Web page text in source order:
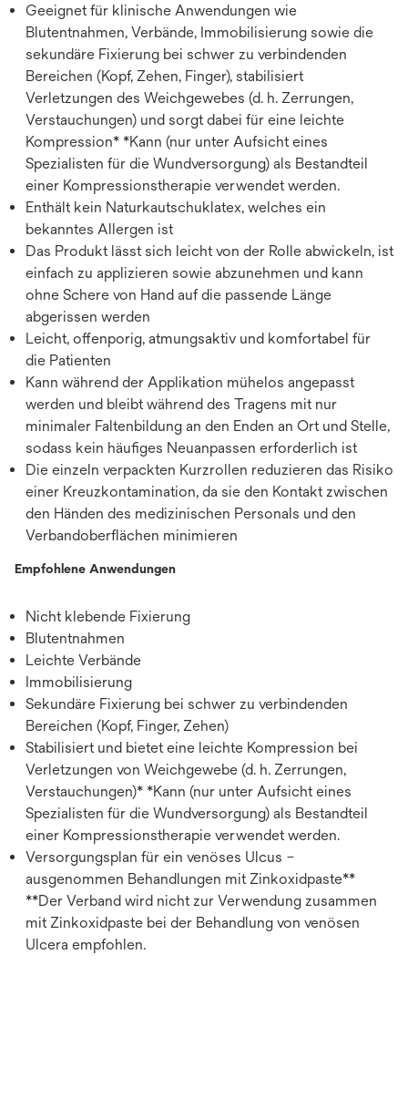
Geeignet für klinische Anwendungen wie
Blutentnahmen, Verbände, Immobilisierung sowie die
sekundäre Fixierung bei schwer zu verbindenden
Bereichen (Kopf, Zehen, Finger), stabilisiert
Verletzungen des Weichgewebes (d. h. Zerrungen,
Verstauchungen) und sorgt dabei für eine leichte
Kompression* *Kann (nur unter Aufsicht eines
Spezialisten für die Wundversorgung) als Bestandteil
einer Kompressionstherapie verwendet werden.
Enthält kein Naturkautschuklatex, welches ein
bekanntes Allergen ist
Das Produkt lässt sich leicht von der Rolle abwickeln, ist
einfach zu applizieren sowie abzunehmen und kann
ohne Schere von Hand auf die passende Länge
abgerissen werden
Leicht, offenporig, atmungsaktiv und komfortabel für
die Patienten
Kann während der Applikation mühelos angepasst
werden und bleibt während des Tragens mit nur
minimaler Faltenbildung an den Enden an Ort und Stelle,
sodass kein häufiges Neuanpassen erforderlich ist
Die einzeln verpackten Kurzrollen reduzieren das Risiko
einer Kreuzkontamination, da sie den Kontakt zwischen
den Händen des medizinischen Personals und den
Verbandoberflächen minimieren
Empfohlene Anwendungen
Nicht klebende Fixierung
Blutentnahmen
Leichte Verbände
Immobilisierung
Sekundäre Fixierung bei schwer zu verbindenden
Bereichen (Kopf, Finger, Zehen)
Stabilisiert und bietet eine leichte Kompression bei
Verletzungen von Weichgewebe (d. h. Zerrungen,
Verstauchungen)* *Kann (nur unter Aufsicht eines
Spezialisten für die Wundversorgung) als Bestandteil
einer Kompressionstherapie verwendet werden.
Versorgungsplan für ein venöses Ulcus –
ausgenommen Behandlungen mit Zinkoxidpaste**
**Der Verband wird nicht zur Verwendung zusammen
mit Zinkoxidpaste bei der Behandlung von venösen
Ulcera empfohlen.